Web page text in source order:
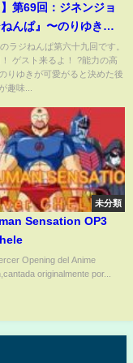
】第69回：ジネンジョ
んぱ』〜のりゆきの
マシンガントーク〜
ラジねんぱ第六十九回です。
ゲスト来るよ！ ?能力の高
りゆきが可愛がると決めた後
趣味...
未分類
Sensation OP3
Opening del Anime
originalmente por...